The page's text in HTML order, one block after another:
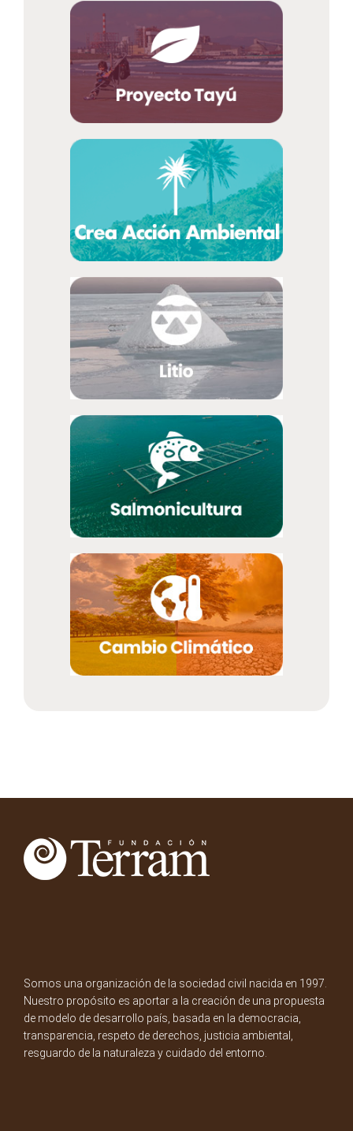
Somos una organización de la sociedad civil nacida en 1997.
Nuestro propósito es aportar a la creación de una propuesta
de modelo de desarrollo país, basada en la democracia,
transparencia, respeto de derechos, justicia ambiental,
resguardo de la naturaleza y cuidado del entorno.